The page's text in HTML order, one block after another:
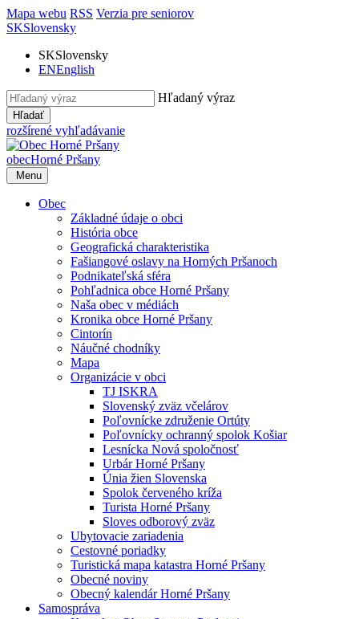
Mapa webu RSS Verzia pre seniorov
SKSlovensky
SKSlovensky
ENEnglish
Hľadaný výraz
Hľadať
rozšírené vyhľadávanie
obecHorné Pršany
Menu
Obec
Základné údaje o obci
História obce
Geografická charakteristika
Fašiangové oslavy na Horných Pršanoch
Podnikateľská sféra
Pohľadnica obce Horné Pršany
Naša obec v médiách
Kronika obce Horné Pršany
Cintorín
Náučné chodníky
Mapa
Organizácie v obci
TJ ISKRA
Slovenský zväz včelárov
Poľovnícke združenie Ortúty
Poľovnícky ochranný spolok Košiar
Lesnícka Nová spoločnosť
Urbár Horné Pršany
Únia žien Slovenska
Spolok červeného kríža
Turista Horné Pršany
Sloves odborový zväz
Ubytovacie zariadenia
Cestovné poriadky
Turistická mapa katastra Horné Pršany
Obecné noviny
Obecný kalendár Horné Pršany
Samospráva